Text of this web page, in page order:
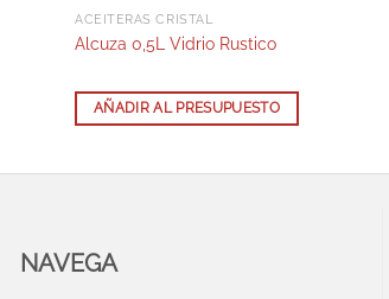
ACEITERAS CRISTAL
Alcuza 0,5L Vidrio Rustico
AÑADIR AL PRESUPUESTO
NAVEGA